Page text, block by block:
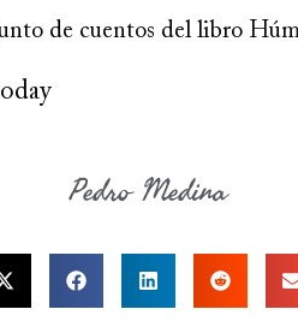
de cuentos del libro
Pedro Medina